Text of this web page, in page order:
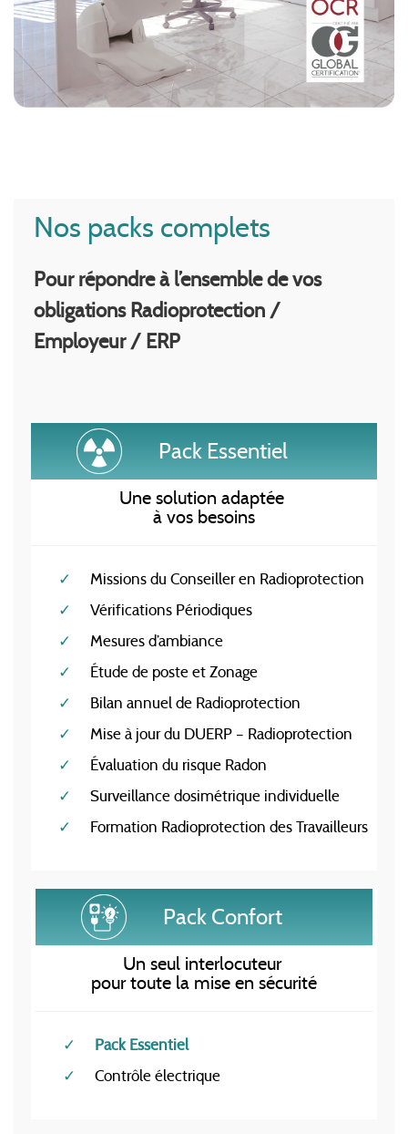
Nos packs complets
Pour répondre à l’ensemble de vos
obligations Radioprotection /
Employeur / ERP
Pack Essentiel
Une solution adaptée
à vos besoins
Missions du Conseiller en Radioprotection
Vérifications Périodiques
Mesures d’ambiance
Étude de poste et Zonage
Bilan annuel de Radioprotection
Mise à jour du DUERP – Radioprotection
Évaluation du risque Radon
Surveillance dosimétrique individuelle
Formation Radioprotection des Travailleurs
Pack Confort
Un seul interlocuteur
pour toute la mise en sécurité
Pack Essentiel
Contrôle électrique